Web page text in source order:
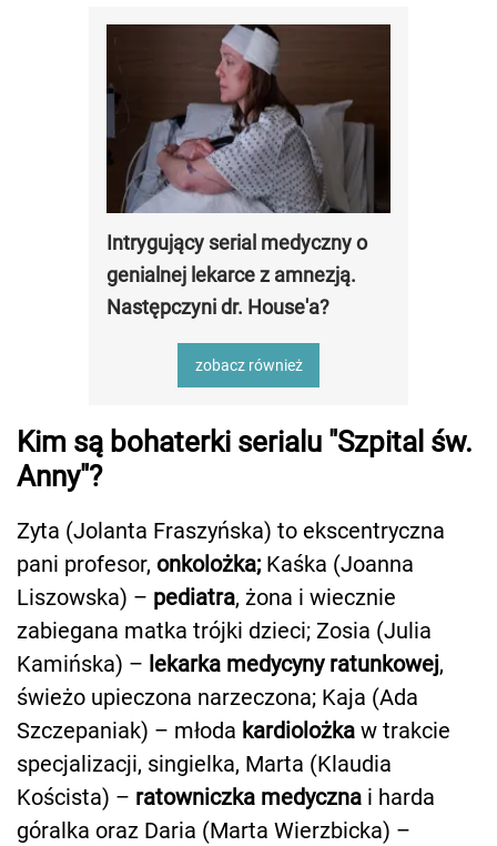
Intrygujący serial medyczny o
genialnej lekarce z amnezją.
Następczyni dr. House'a?
zobacz również
Kim są bohaterki serialu "Szpital św.
Anny"?
Zyta (Jolanta Fraszyńska) to ekscentryczna
pani profesor, onkolożka; Kaśka (Joanna
Liszowska) – pediatra, żona i wiecznie
zabiegana matka trójki dzieci; Zosia (Julia
Kamińska) – lekarka medycyny ratunkowej,
świeżo upieczona narzeczona; Kaja (Ada
Szczepaniak) – młoda kardiolożka w trakcie
specjalizacji, singielka, Marta (Klaudia
Koścista) – ratowniczka medyczna i harda
góralka oraz Daria (Marta Wierzbicka) –